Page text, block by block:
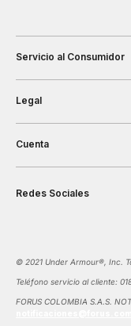
Servicio al Consumidor
Legal
Cuenta
Redes Sociales
©️ 2021 Under Armour®️, Inc.
Teléfono servicio al cliente:
FORUS COLOMBIA S.A.S.